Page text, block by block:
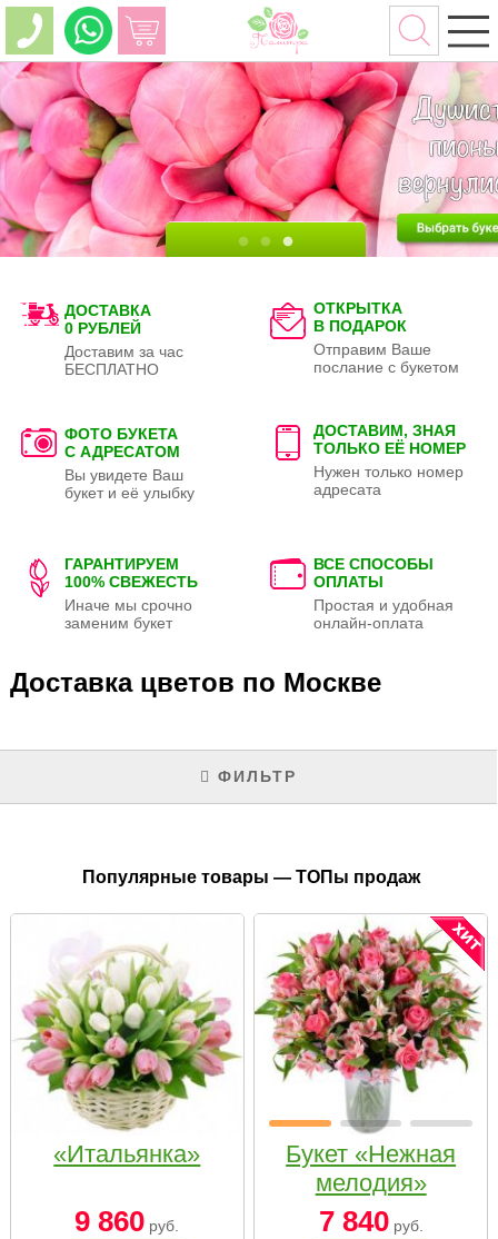
ДОСТАВКА
0 РУБЛЕЙ
Доставим за час
БЕСПЛАТНО
ОТКРЫТКА
В ПОДАРОК
Отправим Ваше
послание с букетом
ФОТО БУКЕТА
С АДРЕСАТОМ
Вы увидете Ваш
букет и её улыбку
ДОСТАВИМ, ЗНАЯ
ТОЛЬКО ЕЁ НОМЕР
Нужен только номер
адресата
ГАРАНТИРУЕМ
100% СВЕЖЕСТЬ
Иначе мы срочно
заменим букет
ВСЕ СПОСОБЫ
ОПЛАТЫ
Простая и удобная
онлайн-оплата
Доставка цветов по Москве
ФИЛЬТР
Популярные товары — ТОПы продаж
«Итальянка»
9 860 руб.
Букет «Нежная
мелодия»
7 840руб.